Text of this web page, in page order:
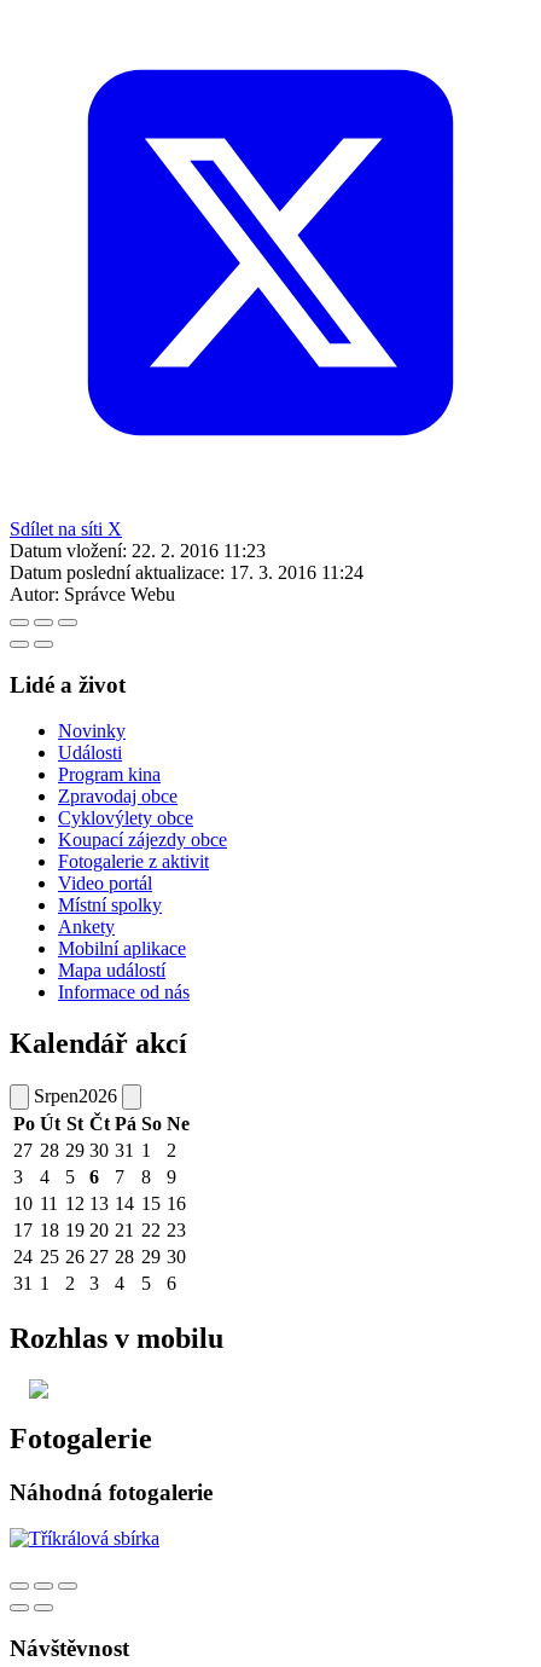
Sdílet na síti X
Datum vložení: 22. 2. 2016 11:23
Datum poslední aktualizace: 17. 3. 2016 11:24
Autor: Správce Webu
Lidé a život
Novinky
Události
Program kina
Zpravodaj obce
Cyklovýlety obce
Koupací zájezdy obce
Fotogalerie z aktivit
Video portál
Místní spolky
Ankety
Mobilní aplikace
Mapa událostí
Informace od nás
Kalendář akcí
Srpen2026
Po Út St Čt Pá So Ne
27 28 29 30 31 1
2
3
4 5 6 7 8
9
10 11 12 13 14 15 16
17 18 19 20 21 22 23
24 25 26 27 28 29 30
31 1 2 3 4 5 6
Rozhlas v mobilu
Fotogalerie
Náhodná fotogalerie
Návštěvnost